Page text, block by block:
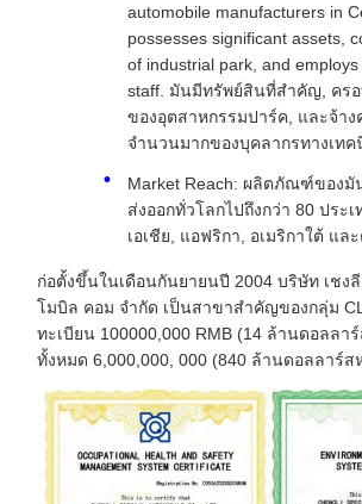
automobile manufacturers in
possesses significant assets,
of industrial park, and
staff. มันมีทรัพย์สินที่สําคัญ, คร
ของอุตสาหกรรมปาร์ค, และจ้า
จํานวนมากของบุคลากรทางเทค
Market Reach: ผลิตภัณฑ์ของมั
ส่งออกทั่วโลกไปถึงกว่า 80 ประ
เอเชีย, แอฟริกา, อเมริกาใต้ แล
ก่อตั้งขึ้นในเดือนกันยายนปี 2004 บริษัท เชงลี
โมบิล คอม จํากัด เป็นสาขาสําคัญของกลุ่ม
ทะเบียน 100000,000 RMB (14 ล้านดอลลา
ทั้งหมด 6,000,000, 000 (840 ล้านดอลลาร์ส